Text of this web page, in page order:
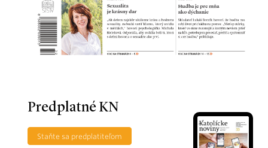
Predplatné KN
Staňte sa predplatiteľom